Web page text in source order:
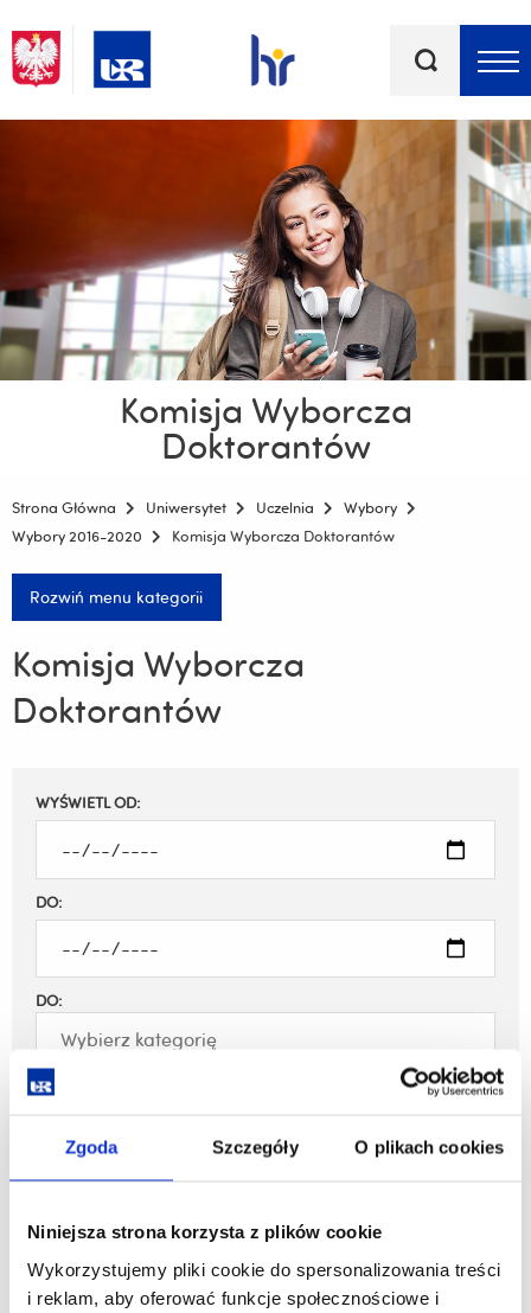
Zgoda Szczegóły O plikach cookies
Niniejsza strona korzysta z plików cookie
Wykorzystujemy pliki cookie do spersonalizowania treści
i reklam, aby oferować funkcje społecznościowe i
kluczowe
Komisja Wyborcza
Doktorantów
Strona Główna Uniwersytet Uczelnia
Wybory
Wybory 2016-2020
Komisja Wyborcza Doktorantów
Rozwiń menu kategorii
Komisja Wyborcza
Doktorantów
Filtruj
WYŚWIETL OD:
DO:
DO:
Nie ma dostępnych aktualności.